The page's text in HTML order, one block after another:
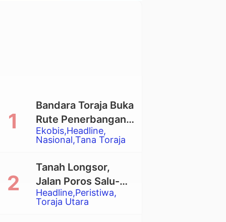
Ekobis Headline
Nasional Tana Toraja
Bandara Toraja Buka
Rute Penerbangan
Langsung Toraja-
Balikpapan
Headline Peristiwa
Toraja Utara
Tanah Longsor,
Jalan Poros Salu-
Dende’ Tertutup
Total